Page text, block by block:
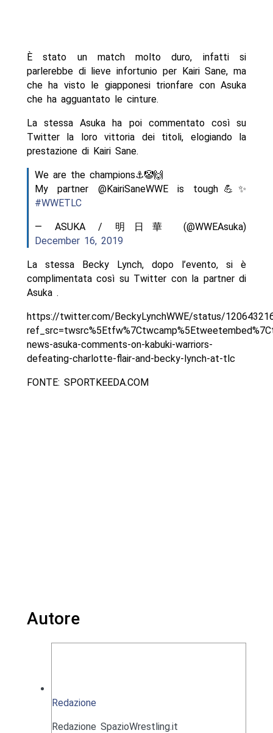
È stato un match molto duro, infatti si
parlerebbe di lieve infortunio per Kairi Sane, ma
che ha visto le giapponesi trionfare con Asuka
che ha agguantato le cinture.
La stessa Asuka ha poi commentato così su
Twitter la loro vittoria dei titoli, elogiando la
prestazione di Kairi Sane.
We are the champions⚓️🤡🙌
My partner @KairiSaneWWE is tough💪✨
#WWETLC
— ASUKA / 明日華 (@WWEAsuka)
December 16, 2019
La stessa Becky Lynch, dopo l’evento, si è
complimentata così su Twitter con la partner di
Asuka .
https://twitter.com/BeckyLynchWWE/status/
news-asuka-comments-on-kabuki-warriors-
defeating-charlotte-flair-and-becky-lynch-at-tlc
FONTE: SPORTKEEDA.COM
Autore
Redazione
Redazione SpazioWrestling.it